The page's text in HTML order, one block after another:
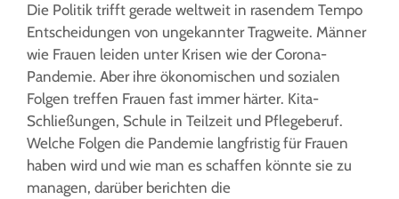
Die Politik trifft gerade weltweit in rasendem Tempo
Entscheidungen von ungekannter Tragweite. Männer
wie Frauen leiden unter Krisen wie der Corona-
Pandemie. Aber ihre ökonomischen und sozialen
Folgen treffen Frauen fast immer härter. Kita-
Schließungen, Schule in Teilzeit und Pflegeberuf.
Welche Folgen die Pandemie langfristig für Frauen
haben wird und wie man es schaffen könnte sie zu
managen, darüber berichten die